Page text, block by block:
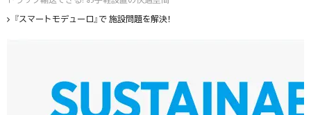
『スマートモデューロ』で 施設問題を解決！